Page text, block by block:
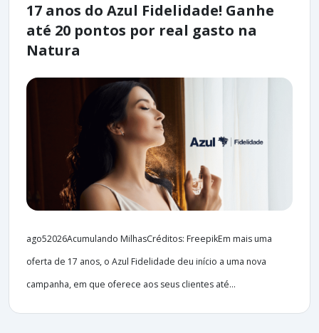
17 anos do Azul Fidelidade! Ganhe
até 20 pontos por real gasto na
Natura
ago52026Acumulando MilhasCréditos: FreepikEm mais uma
oferta de 17 anos, o Azul Fidelidade deu início a uma nova
campanha, em que oferece aos seus clientes até...